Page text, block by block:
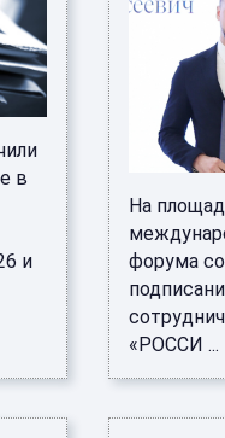
в
и
На
форума
«РОССИ ...